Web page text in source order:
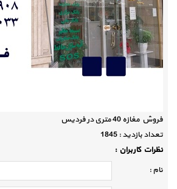
فروش مغازه 40 متری در فردیس
تعداد بازديد :1845
نظرات كاربران :
نام :